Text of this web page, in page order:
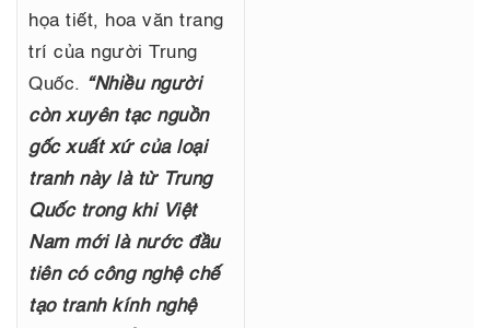
họa tiết, hoa văn trang
trí của người Trung
Quốc. “Nhiều người
còn xuyên tạc nguồn
gốc xuất xứ của loại
tranh này là từ Trung
Quốc trong khi Việt
Nam mới là nước đầu
tiên có công nghệ chế
tạo tranh kính nghệ